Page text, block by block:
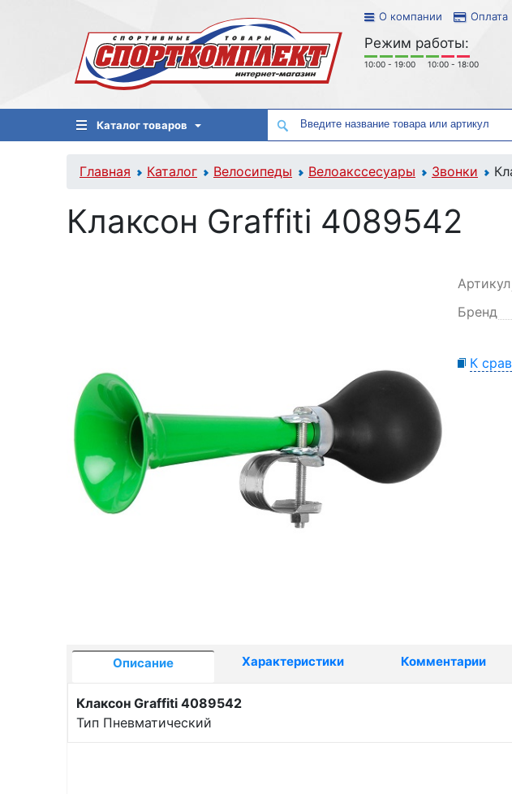
О компании Оплата
Режим работы:
10:00 - 19:00 10:00 - 18:00
Каталог товаров
Главная Каталог Велосипеды Велоакссесуары Звонки
Клаксон Graffiti 4089542
Артикул
Бренд
К
Описание Характеристики Комментарии
Клаксон Graffiti 4089542
Тип Пневматический